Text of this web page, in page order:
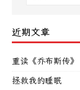
近期文章
重读《乔布斯传》
拯救我的睡眠